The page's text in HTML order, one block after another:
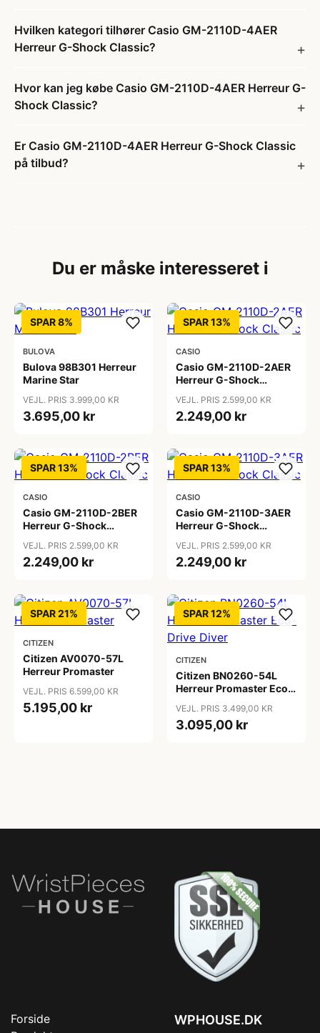
Hvilken kategori tilhører Casio GM-2110D-4AER
Herreur G-Shock Classic?
Hvor kan jeg købe Casio GM-2110D-4AER Herreur G-
Shock Classic?
Er Casio GM-2110D-4AER Herreur G-Shock Classic
på tilbud?
Du er måske interesseret i
SPAR 8%
BULOVA
Bulova 98B301 Herreur
Marine Star
VEJL. PRIS 3.999,00 KR
3.695,00 kr
SPAR 13%
CASIO
Casio GM-2110D-2AER
Herreur G-Shock
VEJL. PRIS 2.599,00 KR
2.249,00 kr
SPAR 13%
CASIO
Casio GM-2110D-2BER
Herreur G-Shock
VEJL. PRIS 2.599,00 KR
2.249,00 kr
SPAR 13%
CASIO
Casio GM-2110D-3AER
Herreur G-Shock
VEJL. PRIS 2.599,00 KR
2.249,00 kr
SPAR 21%
CITIZEN
Citizen AV0070-57L
Herreur Promaster
VEJL. PRIS 6.599,00 KR
5.195,00 kr
SPAR 12%
CITIZEN
Citizen BN0260-54L
Herreur Promaster Eco-
VEJL. PRIS 3.499,00 KR
3.095,00 kr
Forside
WPHOUSE.DK